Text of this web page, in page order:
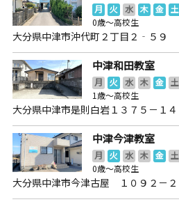
月 火 水 木 金 土
0歳～高校生
大分県中津市沖代町２丁目２‐５９
中津和田教室
月 火 水 木 金 土
1歳～高校生
大分県中津市是則白岩１３７５－１４
中津今津教室
月 火 水 木 金 土
0歳～高校生
大分県中津市今津古屋 １０９２－２